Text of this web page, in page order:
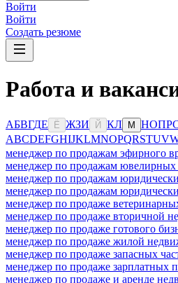
Войти
Войти
Создать резюме
Работа и
АБВГДЕ Ё ЖЗИ Й КЛ М НОПР
ABCDEFGHIJKLMNOPQRSTUV
менеджер по продажам эфирного
менеджер по продажам ювелирных
менеджер по продажам
менеджер по продажам
менеджер по продаже
менеджер по продаже вторичной
менеджер по продаже готового
менеджер по продаже жилой
менеджер по продаже запасных
менеджер по продаже зарплатных
менеджер по продаже и аренде